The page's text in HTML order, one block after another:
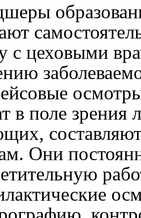
с цеховыми
в поле зрения
Они